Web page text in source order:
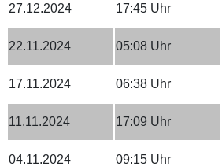
27.12.2024 17:45 Uhr
22.11.2024 05:08 Uhr
17.11.2024 06:38 Uhr
11.11.2024 17:09 Uhr
04.11.2024 09:15 Uhr